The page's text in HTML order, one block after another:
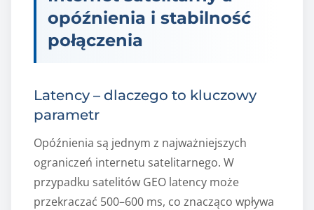
opóźnienia i stabilność
połączenia
Latency – dlaczego to kluczowy
parametr
Opóźnienia są jednym z najważniejszych
ograniczeń internetu satelitarnego. W
przypadku satelitów GEO latency może
przekraczać 500–600 ms, co znacząco wpływa